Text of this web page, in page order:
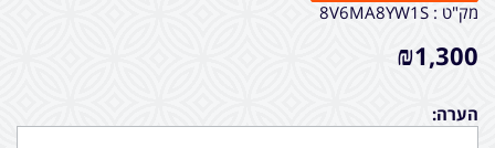
מק"ט : 8V6MA8YW1S
₪1,300
הערה: